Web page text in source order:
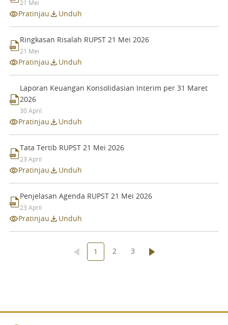
21 Mei
Pratinjau Unduh
Ringkasan Risalah RUPST 21 Mei 2026
21 Mei
Pratinjau Unduh
Laporan Keuangan Konsolidasian Interim per 31 Maret
2026
30 April
Pratinjau Unduh
Tata Tertib RUPST 21 Mei 2026
23 April
Pratinjau Unduh
Penjelasan Agenda RUPST 21 Mei 2026
23 April
Pratinjau Unduh
1 2 3